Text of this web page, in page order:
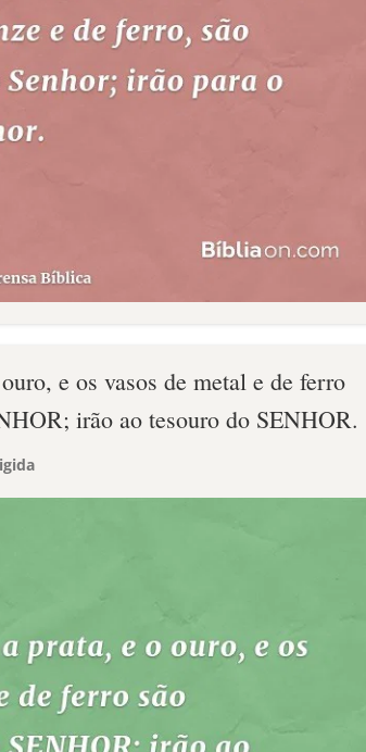
e os vasos de metal e de ferro
irão ao tesouro do SENHOR.